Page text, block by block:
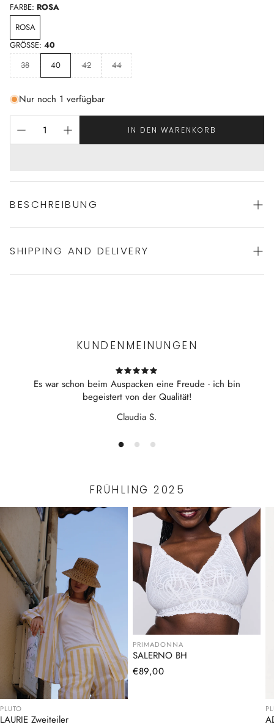
FARBE: ROSA
ROSA
GRÖSSE: 40
38
40 42 44
Nur noch 1 verfügbar
IN DEN WARENKORB
BESCHREIBUNG
SHIPPING AND DELIVERY
KUNDENMEINUNGEN
Es war schon beim Auspacken eine Freude - ich bin
begeistert von der Qualität!
Claudia S.
FRÜHLING 2025
PLUTO
LAURIE Zweiteiler
PRIMADONNA
SALERNO BH
Normaler
€89,00